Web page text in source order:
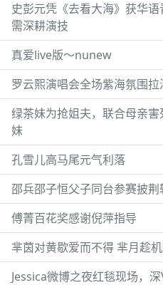
史彭元凭《去看大海》获华
需深耕演技
真爱live版～nunew
罗云熙演唱会全场紫海氛围
绿茶妹为抢姐夫，联合母亲
妹
孔雪儿高马尾元气利落
邵兵邵子恒父子同台参赛披荆
傅菁百花奖感谢倪萍指导
芈茵对黄歇爱而不得 芈月趁
Jessica微博之夜红毯现场，